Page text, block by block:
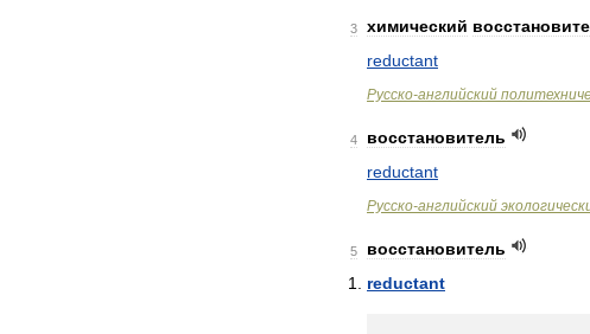
3 химический
reductant
Русско-английский
4
восстановитель
reductant
Русско-английский
5
восстановитель
reductant